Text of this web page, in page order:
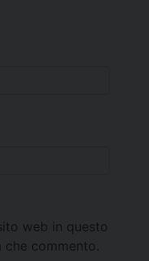
web in questo
commento.